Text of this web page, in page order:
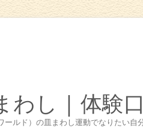
わし | 体験
ルド）の皿まわし運動でなりたい